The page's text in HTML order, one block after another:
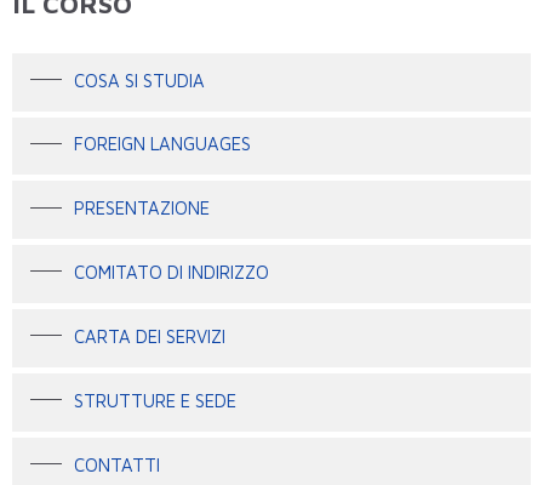
COSA SI STUDIA
FOREIGN LANGUAGES
PRESENTAZIONE
COMITATO DI INDIRIZZO
CARTA DEI SERVIZI
STRUTTURE E SEDE
CONTATTI